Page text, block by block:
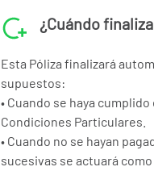
¿Cuándo
Esta Póliza finalizará
supuestos:
• Cuando se haya
Condiciones Particulares.
• Cuando no se hayan
sucesivas se actuará